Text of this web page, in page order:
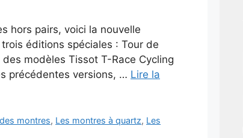
hors pairs, voici la nouvelle
éditions spéciales : Tour de
des modèles Tissot T-Race Cycling
précédentes versions, … Lire la
montres, Les montres à quartz, Les